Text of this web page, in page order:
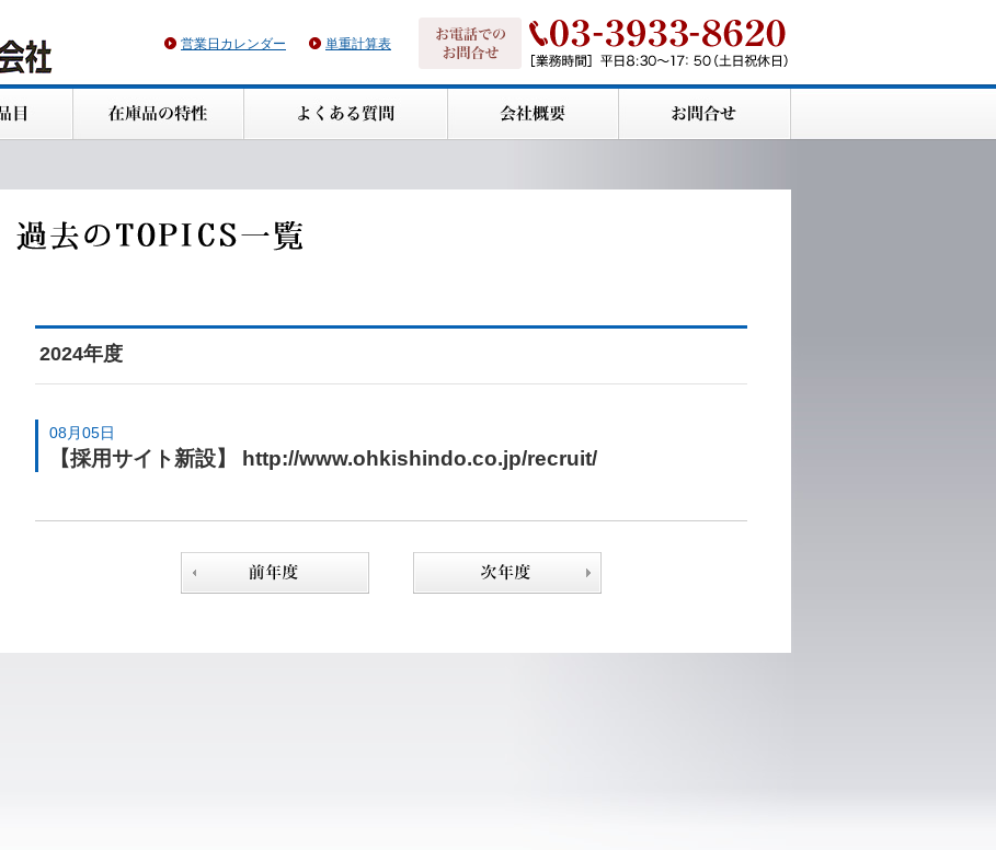
営業日カレンダー
単重計算表
2024年度
08月05日
【採用サイト新設】 http://www.ohkishindo.co.jp/recruit/